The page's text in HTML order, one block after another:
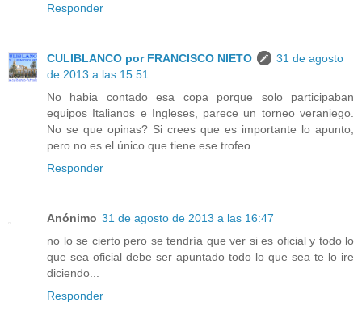
Responder
CULIBLANCO por FRANCISCO NIETO
31 de agosto
de 2013 a las 15:51
No habia contado esa copa porque solo participaban
equipos Italianos e Ingleses, parece un torneo veraniego.
No se que opinas? Si crees que es importante lo apunto,
pero no es el único que tiene ese trofeo.
Responder
Anónimo 31 de agosto de 2013 a las 16:47
no lo se cierto pero se tendría que ver si es oficial y todo lo
que sea oficial debe ser apuntado todo lo que sea te lo ire
diciendo...
Responder